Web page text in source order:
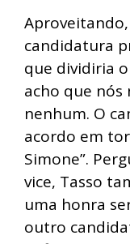
candidatura
que dividiria
acho que nós
nenhum. O
acordo em
Simone”.
vice, Tasso
uma honra
outro